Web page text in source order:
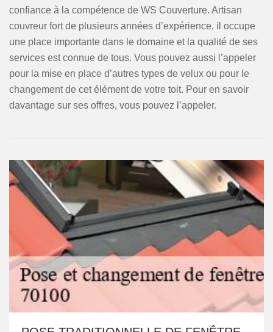
confiance à la compétence de WS Couverture. Artisan
couvreur fort de plusieurs années d’expérience, il occupe
une place importante dans le domaine et la qualité de ses
services est connue de tous. Vous pouvez aussi l’appeler
pour la mise en place d’autres types de velux ou pour le
changement de cet élément de votre toit. Pour en savoir
davantage sur ses offres, vous pouvez l’appeler.